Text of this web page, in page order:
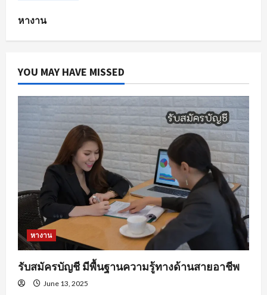
หางาน
YOU MAY HAVE MISSED
หางาน
รับสมัครบัญชี มีพื้นฐานความรู้ทางด้านสายอาชีพ
June 13, 2025